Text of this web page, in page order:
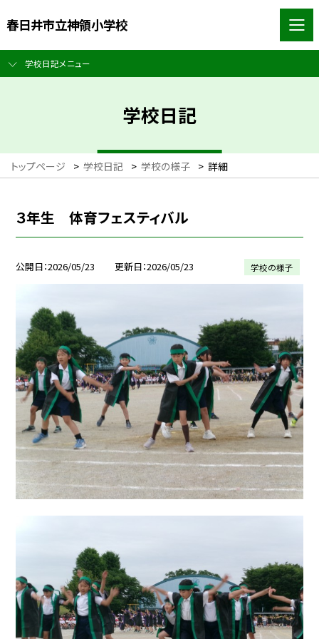
春日井市立神領小学校
学校日記メニュー
学校日記
トップページ > 学校日記 > 学校の様子 > 詳細
３年生 体育フェスティバル
公開日 2026/05/23 更新日 2026/05/23 学校の様子